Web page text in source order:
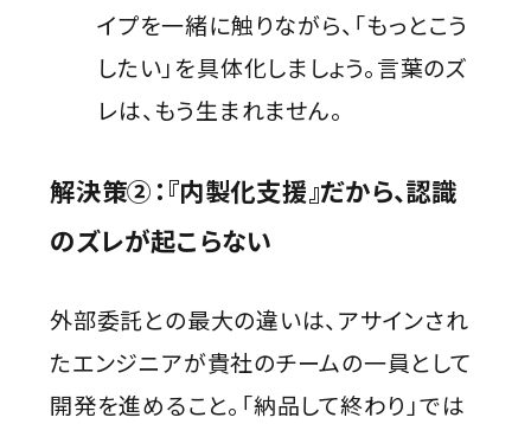
イプを一緒に触りながら、「もっとこう
したい」を具体化しましょう。言葉のズ
レは、もう生まれません。
解決策②：『内製化支援』だから、認識
のズレが起こらない
外部委託との最大の違いは、アサインされ
たエンジニアが貴社のチームの一員として
開発を進めること。「納品して終わり」では